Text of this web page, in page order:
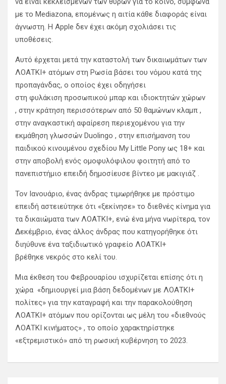
με το Mediazona, επομένως η αιτία κάθε διαφοράς είναι
άγνωστη. Η Apple δεν έχει ακόμη σχολιάσει τις
υποθέσεις.
Αυτό έρχεται μετά την καταστολή των δικαιωμάτων των
ΛΟΑΤΚΙ+ ατόμων στη Ρωσία βάσει του νόμου κατά της
προπαγάνδας, ο οποίος έχει οδηγήσει
στη φυλάκιση προσωπικού μπαρ και ιδιοκτητών χώρων
, στην κράτηση περισσότερων από 50 θαμώνων κλαμπ ,
στην αναγκαστική αφαίρεση περιεχομένου για την
εκμάθηση γλωσσών Duolingo , στην επισήμανση του
παιδικού κινουμένου σχεδίου My Little Pony ως 18+ και
στην αποβολή ενός ομοφυλόφιλου φοιτητή από το
πανεπιστήμιο επειδή δημοσίευσε βίντεο με μακιγιάζ .
Τον Ιανουάριο, ένας άνδρας τιμωρήθηκε με πρόστιμο
επειδή αστειεύτηκε ότι «ξεκίνησε» το διεθνές κίνημα για
τα δικαιώματα των ΛΟΑΤΚΙ+, ενώ ένα μήνα νωρίτερα, τον
Δεκέμβριο, ένας άλλος άνδρας που κατηγορήθηκε ότι
διηύθυνε ένα ταξιδιωτικό γραφείο ΛΟΑΤΚΙ+
βρέθηκε νεκρός στο κελί του.
Μια έκθεση του Φεβρουαρίου ισχυρίζεται επίσης ότι η
χώρα «δημιουργεί μια βάση δεδομένων με ΛΟΑΤΚΙ+
πολίτες» για την καταγραφή και την παρακολούθηση
ΛΟΑΤΚΙ+ ατόμων που ορίζονται ως μέλη του «διεθνούς
ΛΟΑΤΚΙ κινήματος» , το οποίο χαρακτηρίστηκε
«εξτρεμιστικό» από τη ρωσική κυβέρνηση το 2023.